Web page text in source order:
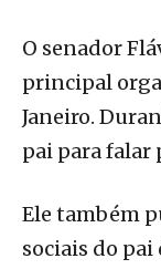
O senador
principal
Janeiro.
pai para falar
Ele também
sociais do pai